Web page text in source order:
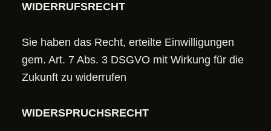
WIDERRUFSRECHT
Sie haben das Recht, erteilte Einwilligungen
gem. Art. 7 Abs. 3 DSGVO mit Wirkung für die
Zukunft zu widerrufen
WIDERSPRUCHSRECHT